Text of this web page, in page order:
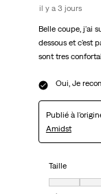
il y a 3 jours
Belle coupe, j'ai
dessous et c'est
sont tres
Oui, Je
Publié à
Amidst
Taille
Taille, 5 sur 7,